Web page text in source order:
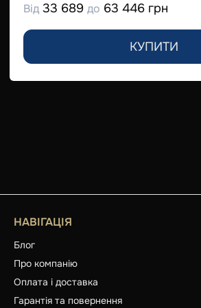
Від 33 689 до 63 446 грн
КУПИТИ
НАВІГАЦІЯ
Блог
Про компанію
Оплата і доставка
Гарантія та повернення